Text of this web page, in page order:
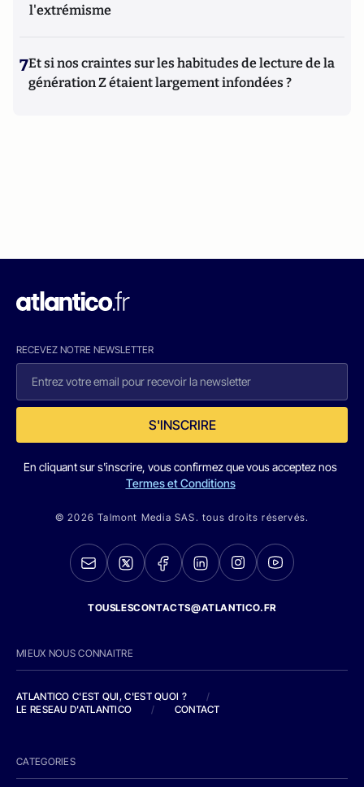
l'extrémisme
7Et si nos craintes sur les habitudes de lecture de la
génération Z étaient largement infondées ?
RECEVEZ NOTRE NEWSLETTER
S'INSCRIRE
En cliquant sur s'inscrire, vous confirmez que vous acceptez nos
Termes et Conditions
© 2026 Talmont Media SAS. tous droits réservés.
TOUSLESCONTACTS@ATLANTICO.FR
MIEUX NOUS CONNAITRE
ATLANTICO C'EST QUI, C'EST QUOI ?
/
LE RESEAU D'ATLANTICO
/ CONTACT
CATEGORIES